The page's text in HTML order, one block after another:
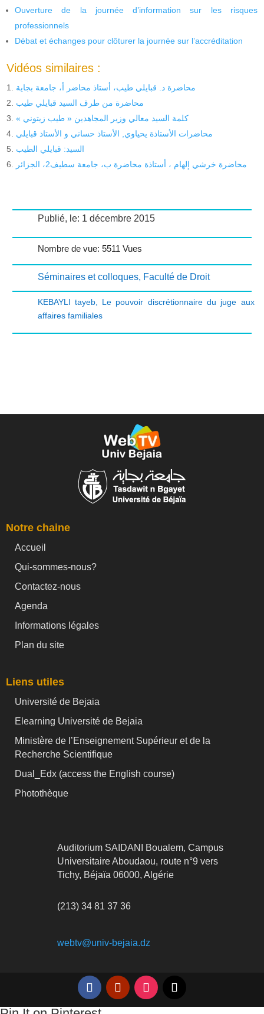
Ouverture de la journée d’information sur les risques
professionnels
Débat et échanges pour clôturer la journée sur l’accréditation
Vidéos similaires :
محاضرة د. قبايلي طيب، أستاذ محاضر أ، جامعة بجاية
محاضرة من طرف السيد قبايلي طيب
« كلمة السيد معالي وزير المجاهدين « طيب زيتوني
محاضرات الأستاذة يحياوي, الأستاذ حساني و الأستاذ قبايلي
السيد: قبايلي الطيب
محاضرة خرشي إلهام ، أستاذة محاضرة ب، جامعة سطيف2، الجزائر
Publié, le: 1 décembre 2015
Nombre de vue: 5511 Vues
Séminaires et colloques, Faculté de Droit
KEBAYLI tayeb, Le pouvoir discrétionnaire du juge aux
affaires familiales
Notre chaine
Accueil
Qui-sommes-nous?
Contactez-nous
Agenda
Informations légales
Plan du site
Liens utiles
Université de Bejaia
Elearning Université de Bejaia
Ministère de l’Enseignement Supérieur et de la
Recherche Scientifique
Dual_Edx (access the English course)
Photothèque
Auditorium SAIDANI Boualem, Campus
Universitaire Aboudaou, route n°9 vers
Tichy, Béjaïa 06000, Algérie
(213) 34 81 37 36
webtv@univ-bejaia.dz